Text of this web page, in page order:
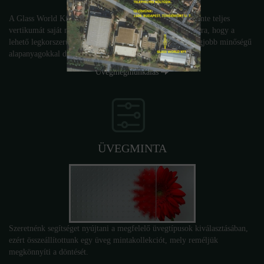
A Glass World Kft. az üvegmegmunkálás- feldolgozás szinte teljes
vertikumát saját maga végzi. Nagy hangsúlyt fektetünk arra, hogy a
lehető legkorszerűbb üvegmegmunkáló gépekkel , és a legjobb minőségű
alapanyagokkal dolgozzunk.
Üvegmegmunkálás
ÜVEGMINTA
Szeretnénk segítséget nyújtani a megfelelő üvegtípusok kiválasztásában,
ezért összeállítottunk egy üveg mintakollekciót, mely reméljük
megkönnyíti a döntését.